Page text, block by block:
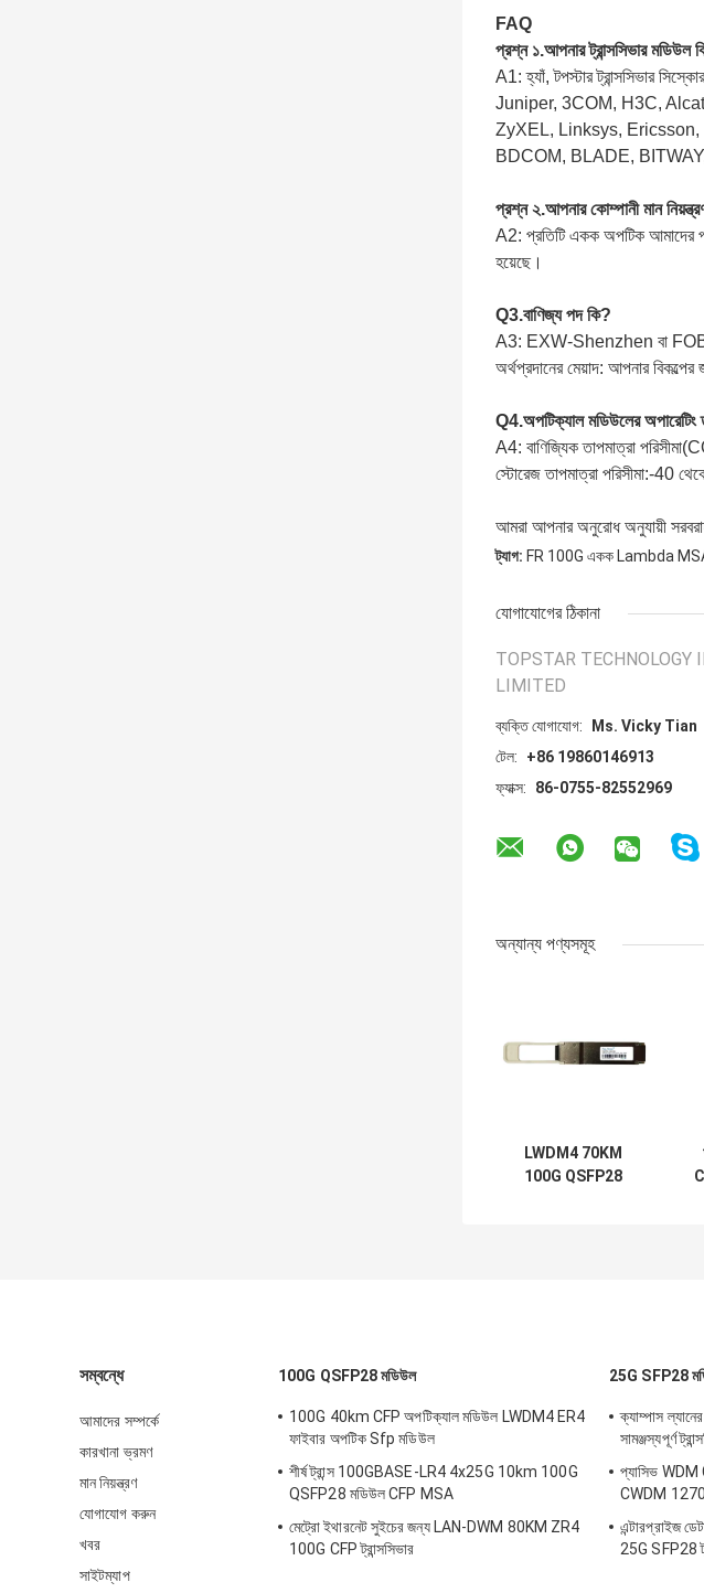
FAQ
প্রশ্ন ১.আপনার ট্রান্সসিভার মডিউল
A1: হ্যাঁ, টপস্টার ট্রান্সসিভার
Juniper, 3COM, H3C,
ZyXEL, Linksys,
BDCOM, BLADE,
প্রশ্ন ২.আপনার কোম্পানী মান
A2: প্রতিটি একক অপটিক আমাদের
হয়েছে।
Q3.বাণিজ্য পদ কি?
A3: EXW-Shenzhen বা
অর্থপ্রদানের মেয়াদ: আপনার
Q4.অপটিক্যাল মডিউলের অপারেটিং
A4: বাণিজ্যিক তাপমাত্রা
স্টোরেজ তাপমাত্রা পরিসীমা:-40
আমরা আপনার অনুরোধ অনুযায়ী
ট্যাগ: FR 100G একক Lambda
যোগাযোগের ঠিকানা
TOPSTAR TECHNOLOGY
LIMITED
ব্যক্তি যোগাযোগ:
Ms. Vicky Tian
টেল:
+86 19860146913
ফ্যাক্স:
86-0755-82552969
অন্যান্য পণ্যসমূহ
LWDM4 70KM
100G QSFP28
সম্বন্ধে
আমাদের সম্পর্কে
কারখানা ভ্রমণ
মান নিয়ন্ত্রণ
যোগাযোগ করুন
খবর
সাইটম্যাপ
100G QSFP28 মডিউল
100G 40km CFP অপটিক্যাল মডিউল LWDM4 ER4
ফাইবার অপটিক Sfp মডিউল
শীর্ষ ট্রান্স 100GBASE-LR4 4x25G 10km 100G
QSFP28 মডিউল CFP MSA
মেট্রো ইথারনেট সুইচের জন্য LAN-DWM 80KM ZR4
100G CFP ট্রান্সসিভার
25G SFP28
ক্যাম্পাস
সামঞ্জস্যপূর্ণ
প্যাসিভ WDM
CWDM
এন্টারপ্রাইজ
25G SFP28